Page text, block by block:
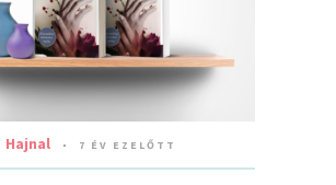
Hajnal 7 ÉV EZELŐTT